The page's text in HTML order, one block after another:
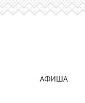
АФИША